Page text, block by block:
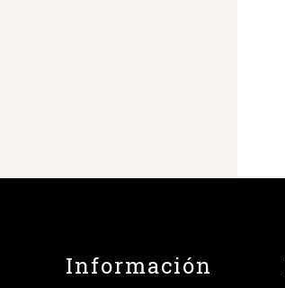
Información